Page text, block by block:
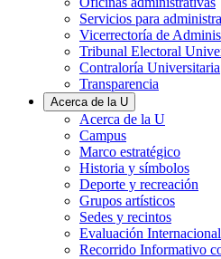
Servicios para
Vicerrectoría de
Tribunal Electoral
Contraloría Universitaria
Transparencia
Acerca de la U
Acerca de la U
Campus
Marco estratégico
Historia y símbolos
Deporte y recreación
Grupos artísticos
Sedes y recintos
Evaluación Internacional
Recorrido Informativo